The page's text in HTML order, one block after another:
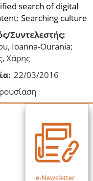
search of digital
Searching culture
Συντελεστής:
Ioanna-Ourania;
Χάρης
22/03/2016